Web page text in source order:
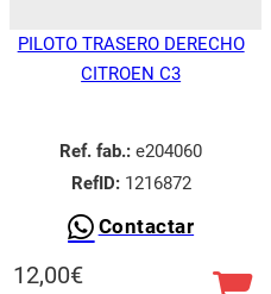
PILOTO TRASERO DERECHO
CITROEN C3
Ref. fab.: e204060
RefID:1216872
Contactar
12,00€